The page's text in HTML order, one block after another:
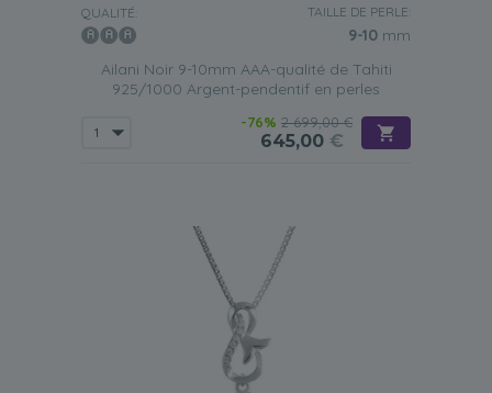
QUALITÉ: TAILLE DE PERLE:
9-10 mm
Ailani Noir 9-10mm AAA-qualité de Tahiti
925/1000 Argent-pendentif en perles
-76% 2 699,00 €
645,00 €